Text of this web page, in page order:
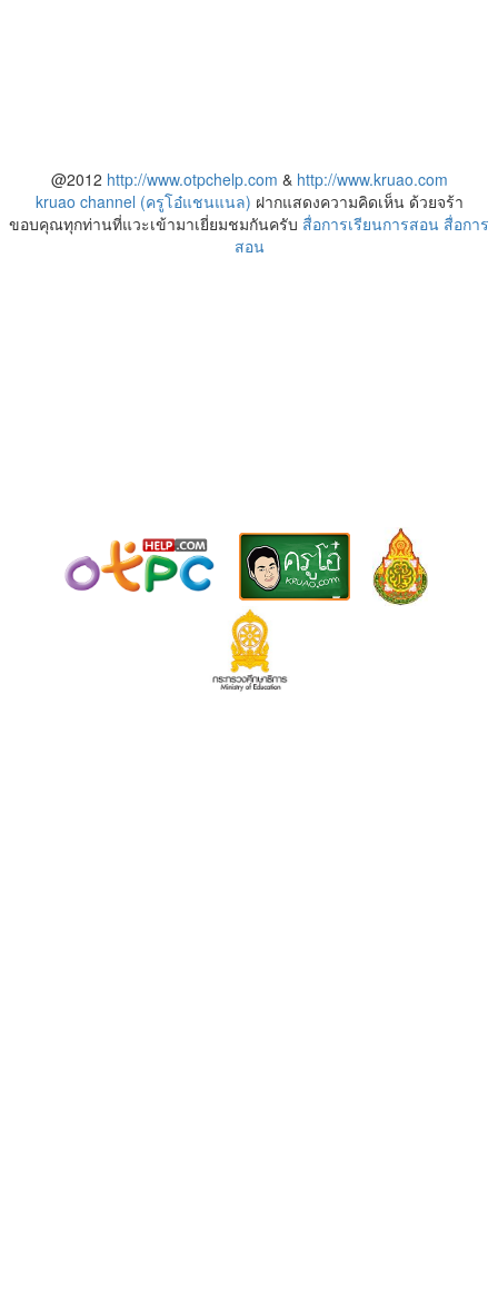
@2012 http://www.otpchelp.com & http://www.kruao.com
kruao channel (ครูโอ๋แชนแนล) ฝากแสดงความคิดเห็น ด้วยจร้า
ขอบคุณทุกท่านที่แวะเข้ามาเยี่ยมชมกันครับ สื่อการเรียนการสอน สื่อการ
สอน